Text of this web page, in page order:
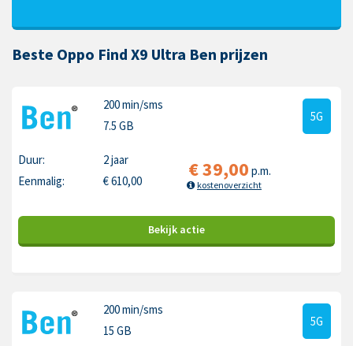
Beste Oppo Find X9 Ultra Ben prijzen
200 min/sms
7.5 GB
5G
Duur:
2 jaar
Eenmalig:
€610,00 €39,00 p.m.
kostenoverzicht
Bekijk actie
200 min/sms
15 GB
5G